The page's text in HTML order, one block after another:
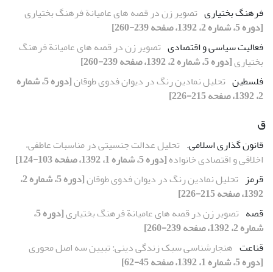
فرهنگ بختیاری تصویر زن در قصه های عامیانة فرهنگ بختیاری
[دوره 5، شماره 2، 1392، صفحه 239-260]
فعالیت سیاسی و اقتصادی تصویر زن در قصه های عامیانة فرهنگ
بختیاری[دوره 5، شماره 2، 1392، صفحه 239-260]
فلسطین تحلیل نمادین رنگ در دیوان فدوی طوقان
[دوره 5، شماره
2، 1392، صفحه 215-226]
ق
قانون گذاری اسلامی. تحلیل عدالت جنسیتی در مناسبات عاطفی،
اخلاقی و اقتصادی خانواده[دوره 5، شماره 1، 1392، صفحه 103-124]
قرمز تحلیل نمادین رنگ در دیوان فدوی طوقان
[دوره 5، شماره 2،
1392، صفحه 215-226]
قصه تصویر زن در قصه های عامیانة فرهنگ بختیاری
[دوره 5،
شماره 2، 1392، صفحه 239-260]
قناعت هنجارشناسی سبک زندگی دینی: تبیین سه اصل محوری
[دوره 5، شماره 1، 1392، صفحه 45-62]